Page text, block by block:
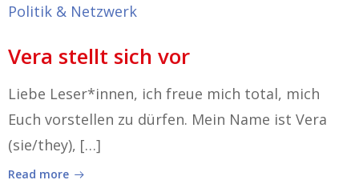
Politik & Netzwerk
Vera stellt sich vor
Liebe Leser*innen, ich freue mich total, mich
Euch vorstellen zu dürfen. Mein Name ist Vera
(sie/they), […]
Read more